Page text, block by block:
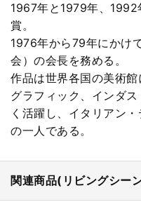
1967年と1979年、1992
賞。
1976年から79年にかけ
会）の会長を務める。
作品は世界各国の美術館
グラフィック、インダ
く活躍し、イタリアン
の一人である。
関連商品(リビングシー